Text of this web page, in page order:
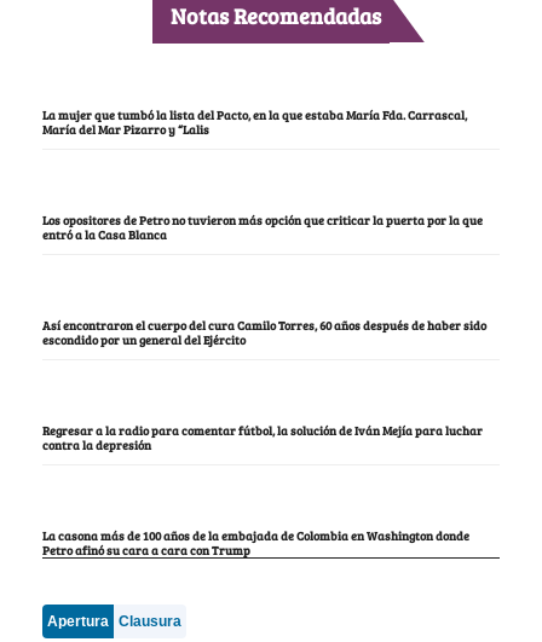
Notas Recomendadas
La mujer que tumbó la lista del Pacto, en la que estaba María Fda. Carrascal,
María del Mar Pizarro y “Lalis
Los opositores de Petro no tuvieron más opción que criticar la puerta por la que
entró a la Casa Blanca
Así encontraron el cuerpo del cura Camilo Torres, 60 años después de haber sido
escondido por un general del Ejército
Regresar a la radio para comentar fútbol, la solución de Iván Mejía para luchar
contra la depresión
La casona más de 100 años de la embajada de Colombia en Washington donde
Petro afinó su cara a cara con Trump
Apertura Clausura